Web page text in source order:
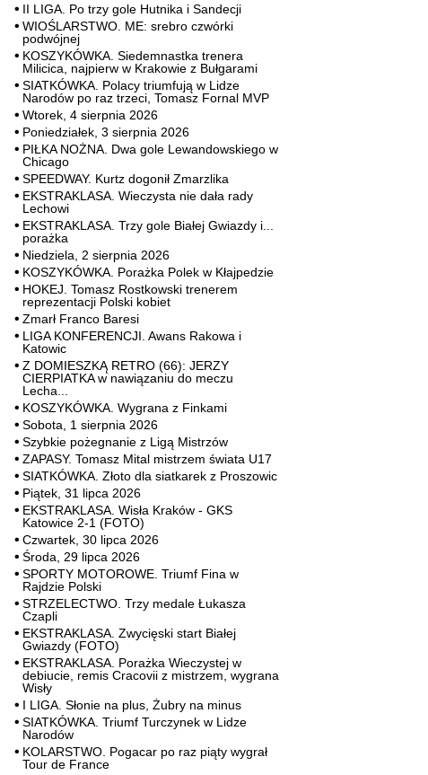
II LIGA. Po trzy gole Hutnika i Sandecji
WIOŚLARSTWO. ME: srebro czwórki
podwójnej
KOSZYKÓWKA. Siedemnastka trenera
Milicica, najpierw w Krakowie z Bułgarami
SIATKÓWKA. Polacy triumfują w Lidze
Narodów po raz trzeci, Tomasz Fornal MVP
Wtorek, 4 sierpnia 2026
Poniedziałek, 3 sierpnia 2026
PIŁKA NOŻNA. Dwa gole Lewandowskiego w
Chicago
SPEEDWAY. Kurtz dogonił Zmarzlika
EKSTRAKLASA. Wieczysta nie dała rady
Lechowi
EKSTRAKLASA. Trzy gole Białej Gwiazdy i...
porażka
Niedziela, 2 sierpnia 2026
KOSZYKÓWKA. Porażka Polek w Kłajpedzie
HOKEJ. Tomasz Rostkowski trenerem
reprezentacji Polski kobiet
Zmarł Franco Baresi
LIGA KONFERENCJI. Awans Rakowa i
Katowic
Z DOMIESZKĄ RETRO (66): JERZY
CIERPIATKA w nawiązaniu do meczu
Lecha...
KOSZYKÓWKA. Wygrana z Finkami
Sobota, 1 sierpnia 2026
Szybkie pożegnanie z Ligą Mistrzów
ZAPASY. Tomasz Mital mistrzem świata U17
SIATKÓWKA. Złoto dla siatkarek z Proszowic
Piątek, 31 lipca 2026
EKSTRAKLASA. Wisła Kraków - GKS
Katowice 2-1 (FOTO)
Czwartek, 30 lipca 2026
Środa, 29 lipca 2026
SPORTY MOTOROWE. Triumf Fina w
Rajdzie Polski
STRZELECTWO. Trzy medale Łukasza
Czapli
EKSTRAKLASA. Zwycięski start Białej
Gwiazdy (FOTO)
EKSTRAKLASA. Porażka Wieczystej w
debiucie, remis Cracovii z mistrzem, wygrana
Wisły
I LIGA. Słonie na plus, Żubry na minus
SIATKÓWKA. Triumf Turczynek w Lidze
Narodów
KOLARSTWO. Pogacar po raz piąty wygrał
Tour de France